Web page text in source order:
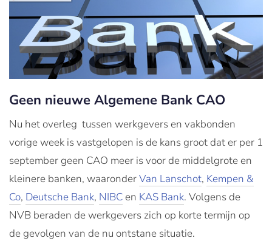
Geen nieuwe Algemene Bank CAO
Nu het overleg tussen werkgevers en vakbonden
vorige week is vastgelopen is de kans groot dat er per 1
september geen CAO meer is voor de middelgrote en
kleinere banken, waaronderVan Lanschot, Kempen &
Co, Deutsche Bank, NIBC en KAS Bank. Volgens de
NVB beraden de werkgevers zich op korte termijn op
de gevolgen van de nu ontstane situatie.